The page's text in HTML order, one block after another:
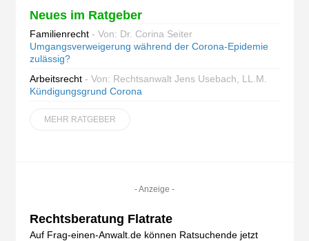
Neues im Ratgeber
Familienrecht - Von: Dr. Corina Seiter
Umgangsverweigerung während der Corona-Epidemie
zulässig?
Arbeitsrecht - Von: Rechtsanwalt Jens Usebach, LL.M.
Kündigungsgrund Corona
MEHR RATGEBER
- Anzeige -
Rechtsberatung Flatrate
Auf Frag-einen-Anwalt.de können Ratsuchende jetzt